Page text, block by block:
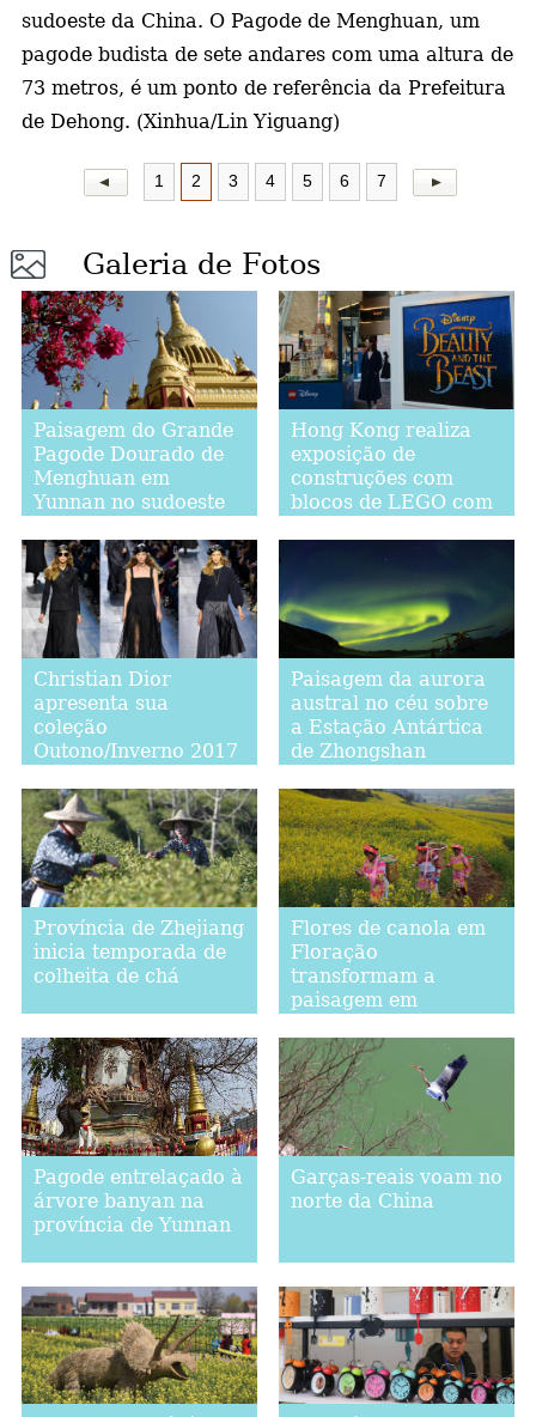
sudoeste da China. O Pagode de Menghuan, um
pagode budista de sete andares com uma altura de
73 metros, é um ponto de referência da Prefeitura
de Dehong. (Xinhua/Lin Yiguang)
1 2 3 4 5 6 7
Galeria de Fotos
Paisagem do Grande
Pagode Dourado de
Menghuan em
Yunnan no sudoeste
Hong Kong realiza
exposição de
construções com
blocos de LEGO com
Christian Dior
apresenta sua
coleção
Outono/Inverno 2017
de Paris
Paisagem da aurora
austral no céu sobre
a Estação Antártica
de Zhongshan
Província de Zhejiang
inicia temporada de
colheita de chá
Flores de canola em
Floração
transformam a
paisagem em
da China
Pagode entrelaçado à
árvore banyan na
província de Yunnan
Garças-reais voam no
norte da China